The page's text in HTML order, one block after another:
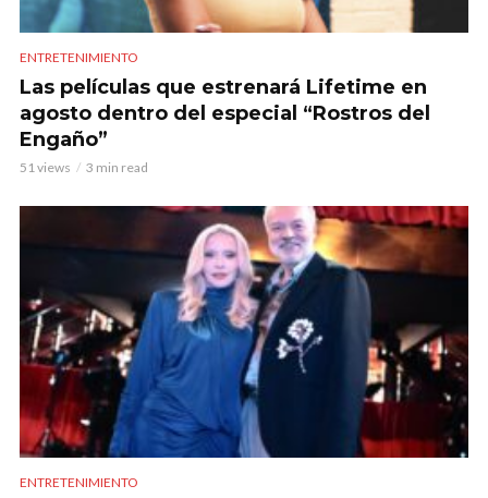
ENTRETENIMIENTO
Las películas que estrenará Lifetime en
agosto dentro del especial “Rostros del
Engaño”
51 views 3 min read
ENTRETENIMIENTO